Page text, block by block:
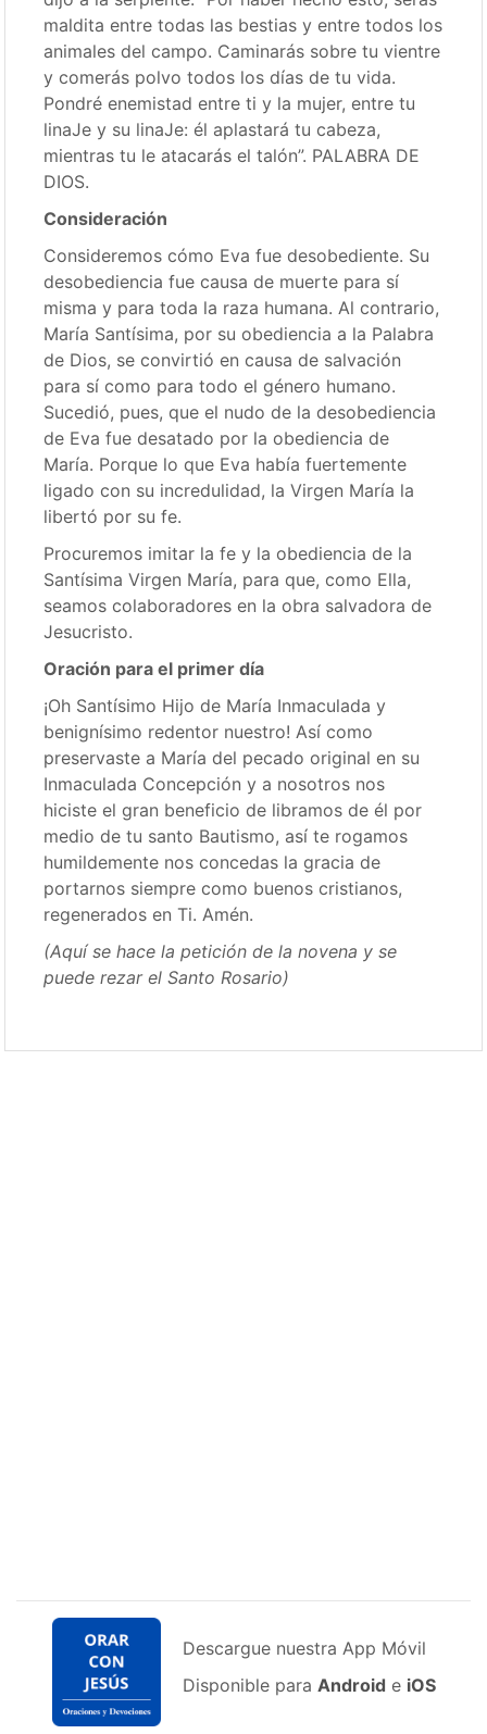
maldita entre todas las bestias y entre todos los
animales del campo. Caminarás sobre tu vientre
y comerás polvo todos los días de tu vida.
Pondré enemistad entre ti y la mujer, entre tu
linaJe y su linaJe: él aplastará tu cabeza,
mientras tu le atacarás el talón”. PALABRA DE
DIOS.
Consideración
Consideremos cómo Eva fue desobediente. Su
desobediencia fue causa de muerte para sí
misma y para toda la raza humana. Al contrario,
María Santísima, por su obediencia a la Palabra
de Dios, se convirtió en causa de salvación
para sí como para todo el género humano.
Sucedió, pues, que el nudo de la desobediencia
de Eva fue desatado por la obediencia de
María. Porque lo que Eva había fuertemente
ligado con su incredulidad, la Virgen María la
libertó por su fe.
Procuremos imitar la fe y la obediencia de la
Santísima Virgen María, para que, como Ella,
seamos colaboradores en la obra salvadora de
Jesucristo.
Oración para el primer día
¡Oh Santísimo Hijo de María Inmaculada y
benignísimo redentor nuestro! Así como
preservaste a María del pecado original en su
Inmaculada Concepción y a nosotros nos
hiciste el gran beneficio de libramos de él por
medio de tu santo Bautismo, así te rogamos
humildemente nos concedas la gracia de
portarnos siempre como buenos cristianos,
regenerados en Ti. Amén.
(Aquí se hace la petición de la novena y se
puede rezar el Santo Rosario)
Descargue nuestra App Móvil
Disponible para Android e iOS